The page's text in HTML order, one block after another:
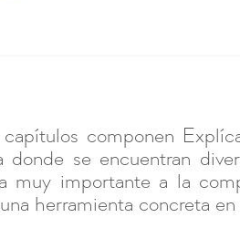
componen
donde se encuentran
muy importante a la
herramienta concreta